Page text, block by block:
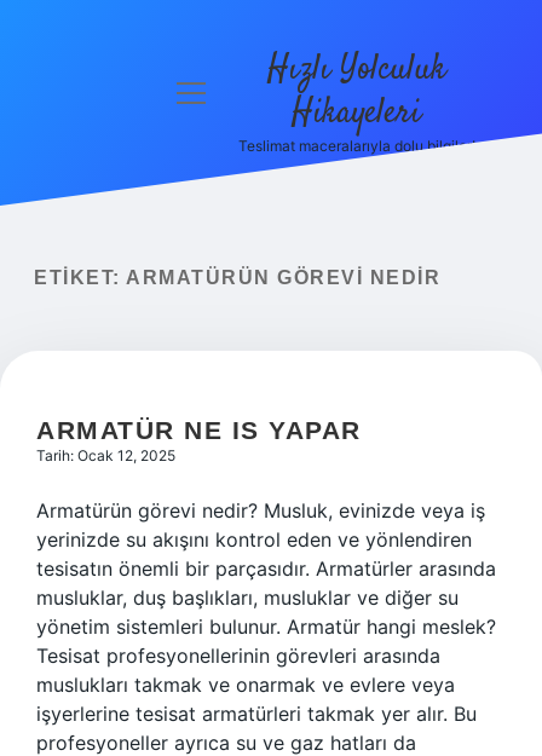
menüyü
Hızlı Yolculuk
Hikayeleri
Teslimat maceralarıyla dolu bilgiler!
ETIKET: ARMATÜRÜN GÖREVI NEDIR
ARMATÜR NE IS YAPAR
Tarih: Ocak 12, 2025
Armatürün görevi nedir? Musluk, evinizde veya iş
yerinizde su akışını kontrol eden ve yönlendiren
tesisatın önemli bir parçasıdır. Armatürler arasında
musluklar, duş başlıkları, musluklar ve diğer su
yönetim sistemleri bulunur. Armatür hangi meslek?
Tesisat profesyonellerinin görevleri arasında
muslukları takmak ve onarmak ve evlere veya
işyerlerine tesisat armatürleri takmak yer alır. Bu
profesyoneller ayrıca su ve gaz hatları da